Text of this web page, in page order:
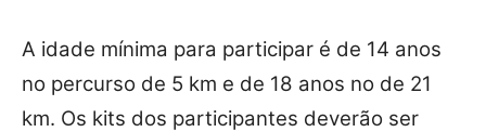
A idade mínima para participar é de 14 anos
no percurso de 5 km e de 18 anos no de 21
km. Os kits dos participantes deverão ser